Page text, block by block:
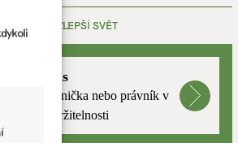
KTERÁ ZLEPŠÍ SVĚT
mutualus
Stáž: právnička nebo právník v
oblasti udržitelnosti